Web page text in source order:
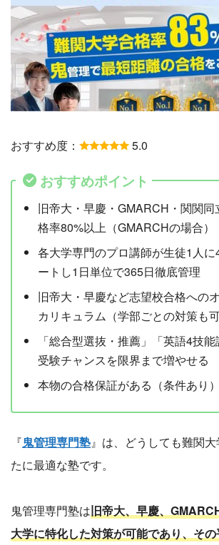
おすすめ度： 5.0
おすすめポイント
旧帝大・早慶・GMARCH・関関同
格率80%以上（GMARCHの場合）
各大学専門のプロ講師が生徒1人
ートし1日単位で365日徹底管理
旧帝大・早慶など志望校合格への
カリキュラム（学部ごとの対策も可
「総合型選抜・推薦」「英語4技
受験チャンスを限界まで増やせる
本物の合格保証がある（条件あり）
『鬼管理専門塾』は、どうしても難関
たに最適な塾です。
鬼管理専門塾は旧帝大、早慶、
大学に特化した対策が可能であり、そ